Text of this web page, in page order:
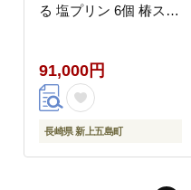
る 塩プリン 6個 椿スプ
91,000円
長崎県 新上五島町